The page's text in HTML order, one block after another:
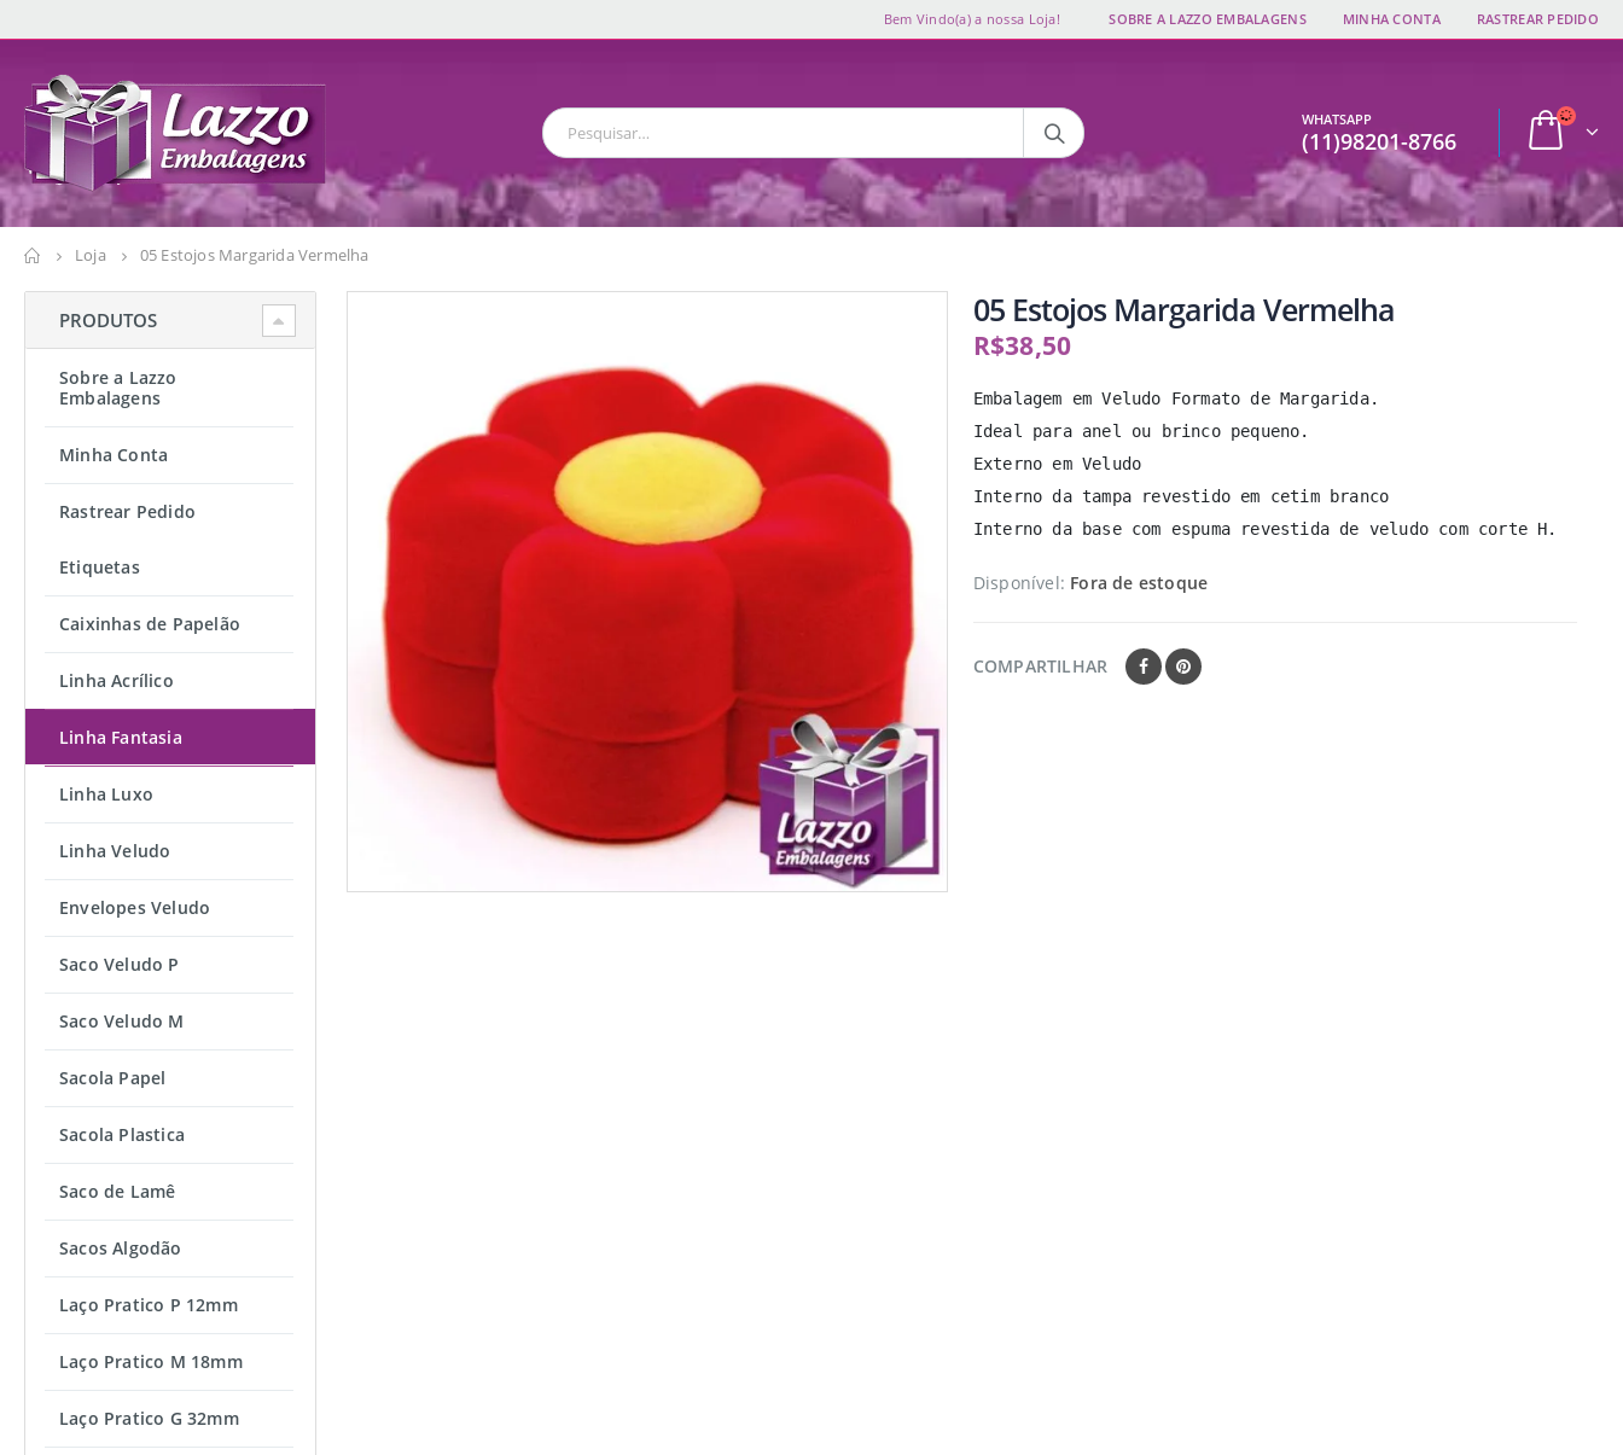
Bem Vindo(a) a nossa Loja! SOBRE A LAZZO EMBALAGENS MINHA CONTA RASTREAR PEDIDO
WHATSAPP
(11)98201-8766
Loja 05 Estojos Margarida Vermelha
05 Estojos Margarida Vermelha
R$38,50
Embalagem em Veludo Formato de Margarida.
Ideal para anel ou brinco pequeno.
Externo em Veludo
Interno da tampa revestido em cetim branco
Interno da base com espuma revestida de veludo com corte H.
Disponível: Fora de estoque
COMPARTILHAR
PRODUTOS
Sobre a Lazzo
Embalagens
Minha Conta
Rastrear Pedido
Etiquetas
Caixinhas de Papelão
Linha Acrílico
Linha Fantasia
Linha Luxo
Linha Veludo
Envelopes Veludo
Saco Veludo P
Saco Veludo M
Sacola Papel
Sacola Plastica
Saco de Lamê
Sacos Algodão
Laço Pratico P 12mm
Laço Pratico M 18mm
Laço Pratico G 32mm